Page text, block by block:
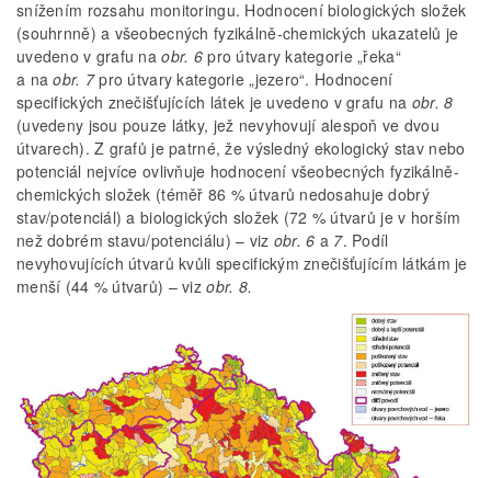
snížením rozsahu monitoringu. Hodnocení biologických složek
(souhrnně) a všeobecných fyzikálně-chemických ukazatelů je
uvedeno v grafu naobr. 6 pro útvary kategorie „řeka“
a naobr. 7pro útvary kategorie „jezero“. Hodnocení
specifických znečišťujících látek je uvedeno v grafu na obr. 8
(uvedeny jsou pouze látky, jež nevyhovují alespoň ve dvou
útvarech). Z grafů je patrné, že výsledný ekologický stav nebo
potenciál nejvíce ovlivňuje hodnocení všeobecných fyzikálně-
chemických složek (téměř 86 % útvarů nedosahuje dobrý
stav/potenciál) a biologických složek (72 % útvarů je v horším
než dobrém stavu/potenciálu) – viz obr. 6 a 7. Podíl
nevyhovujících útvarů kvůli specifickým znečišťujícím látkám je
menší (44 % útvarů) – vizobr. 8.